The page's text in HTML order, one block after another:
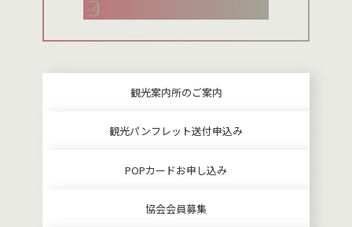
観光案内所のご案内
観光パンフレット送付申込み
POPカードお申し込み
協会会員募集